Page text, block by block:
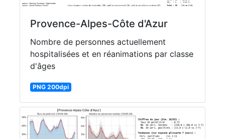
Provence-Alpes-Côte d'Azur
Nombre de personnes actuellement
hospitalisées et en réanimations par classe
d'âges
PNG 200dpi